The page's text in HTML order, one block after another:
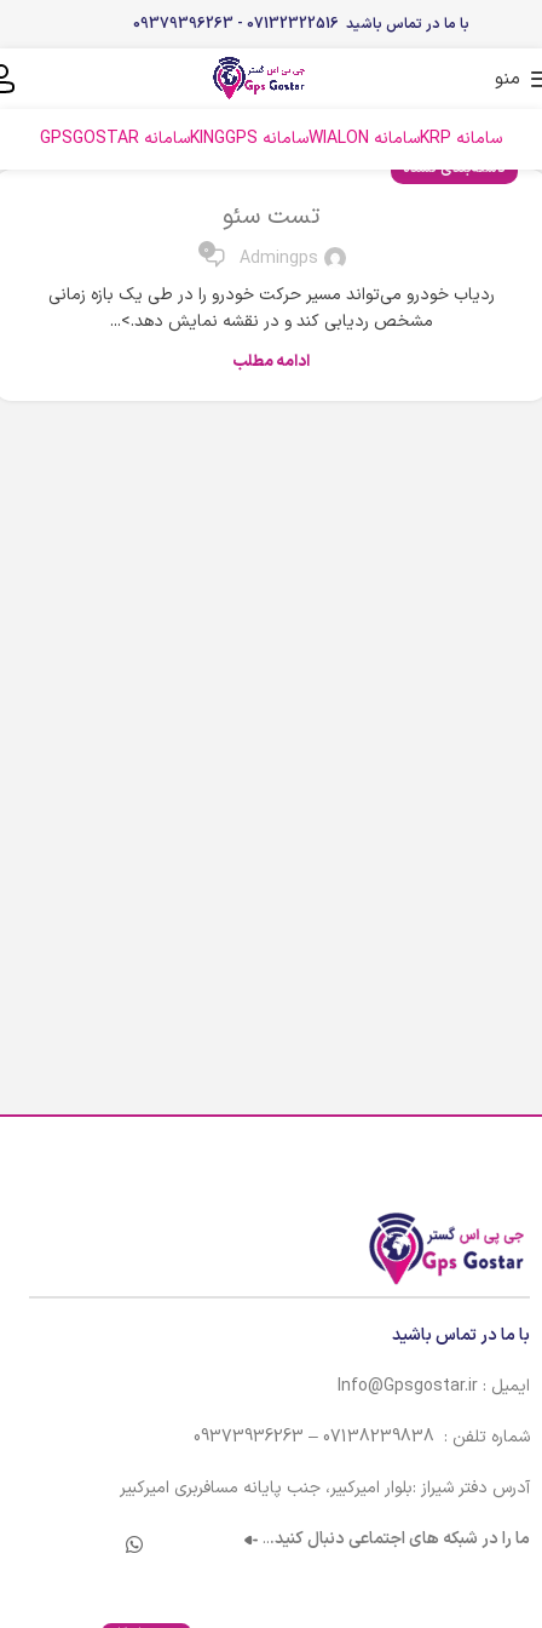
با ما در تماس باشید 07132322516 - 09379396263
منو
سامانه KRP سامانه WIALON سامانه KINGGPS سامانه GPSGOSTAR
دسته‌بندی نشده
تست سئو
Admingps
0
ردیاب خودرو می‌تواند مسیر حرکت خودرو را در طی یک بازه زمانی
مشخص ردیابی کند و در نقشه نمایش دهد.>...
ادامه مطلب
با ما در تماس باشید
ایمیل : Info@Gpsgostar.ir
شماره تلفن : 07138239838 – 09373936263
آدرس دفتر شیراز :بلوار امیرکبیر، جنب پایانه مسافربری امیرکبیر
ما را در شبکه های اجتماعی دنبال کنید...